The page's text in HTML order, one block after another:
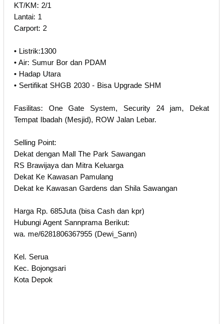
KT/KM: 2/1
Lantai: 1
Carport: 2
• Listrik:1300
• Air: Sumur Bor dan PDAM
• Hadap Utara
• Sertifikat SHGB 2030 - Bisa Upgrade SHM
Fasilitas: One Gate System, Security 24 jam, Dekat
Tempat Ibadah (Mesjid), ROW Jalan Lebar.
Selling Point:
Dekat dengan Mall The Park Sawangan
RS Brawijaya dan Mitra Keluarga
Dekat Ke Kawasan Pamulang
Dekat ke Kawasan Gardens dan Shila Sawangan
Harga Rp. 685Juta (bisa Cash dan kpr)
Hubungi Agent Sannprama Berikut:
wa. me/6281806367955 (Dewi_Sann)
Kel. Serua
Kec. Bojongsari
Kota Depok